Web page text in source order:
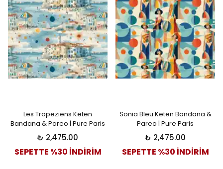
Les Tropeziens Keten
Bandana & Pareo | Pure Paris
₺ 2,475.00
SEPETTE %30 İNDİRİM
Sonia Bleu Keten Bandana &
Pareo | Pure Paris
₺ 2,475.00
SEPETTE %30 İNDİRİM